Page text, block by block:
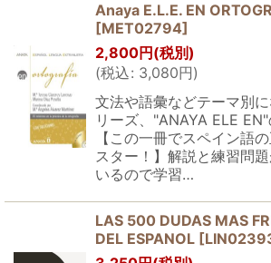
絞り込む
Anaya E.L.E. EN
[MET02794]
2,800円 (税別)
(税込: 3,080円)
文法や語彙などテーマ別
リーズ、"ANAYA ELE
【この一冊でスペイン語
スター！】解説と練習問
いるので学習…
LAS 500 DUDAS MAS
DEL ESPANOL [